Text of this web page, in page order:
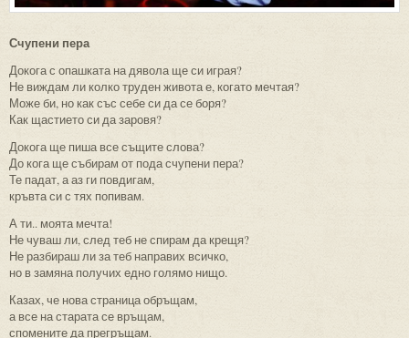
Счупени пера
Докога с опашката на дявола ще си играя?
Не виждам ли колко труден живота е, когато мечтая?
Може би, но как със себе си да се боря?
Как щастието си да заровя?
Докога ще пиша все същите слова?
До кога ще събирам от пода счупени пера?
Те падат, а аз ги повдигам,
кръвта си с тях попивам.
А ти.. моята мечта!
Не чуваш ли, след теб не спирам да крещя?
Не разбираш ли за теб направих всичко,
но в замяна получих едно голямо нищо.
Казах, че нова страница обръщам,
а все на старата се връщам,
спомените да прегръщам.